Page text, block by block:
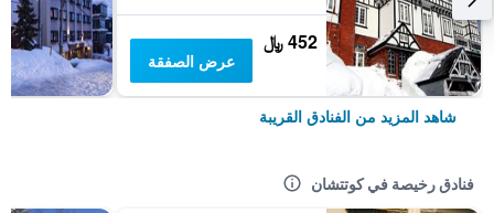
452 ﷼
عرض الصفقة
شاهد المزيد من الفنادق القريبة
فنادق رخيصة في كوتتشان